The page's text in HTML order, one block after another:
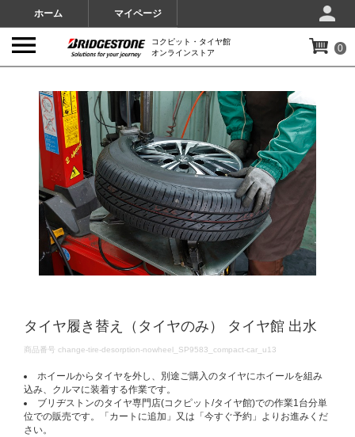
ホーム マイページ
コクピット・タイヤ館
オンラインストア
0
タイヤ履き替え（タイヤのみ） タイヤ館 出水
DETAILS
商品番号 change-tire-desorption-nowheel_SP9583_compact-car_u13
ホイールからタイヤを外し、別途ご購入のタイヤにホイールを組み
込み、クルマに装着する作業です。
ブリヂストンのタイヤ専門店(コクピット/タイヤ館)での作業1台分単
位での販売です。「カートに追加」又は「今すぐ予約」よりお進みくだ
さい。